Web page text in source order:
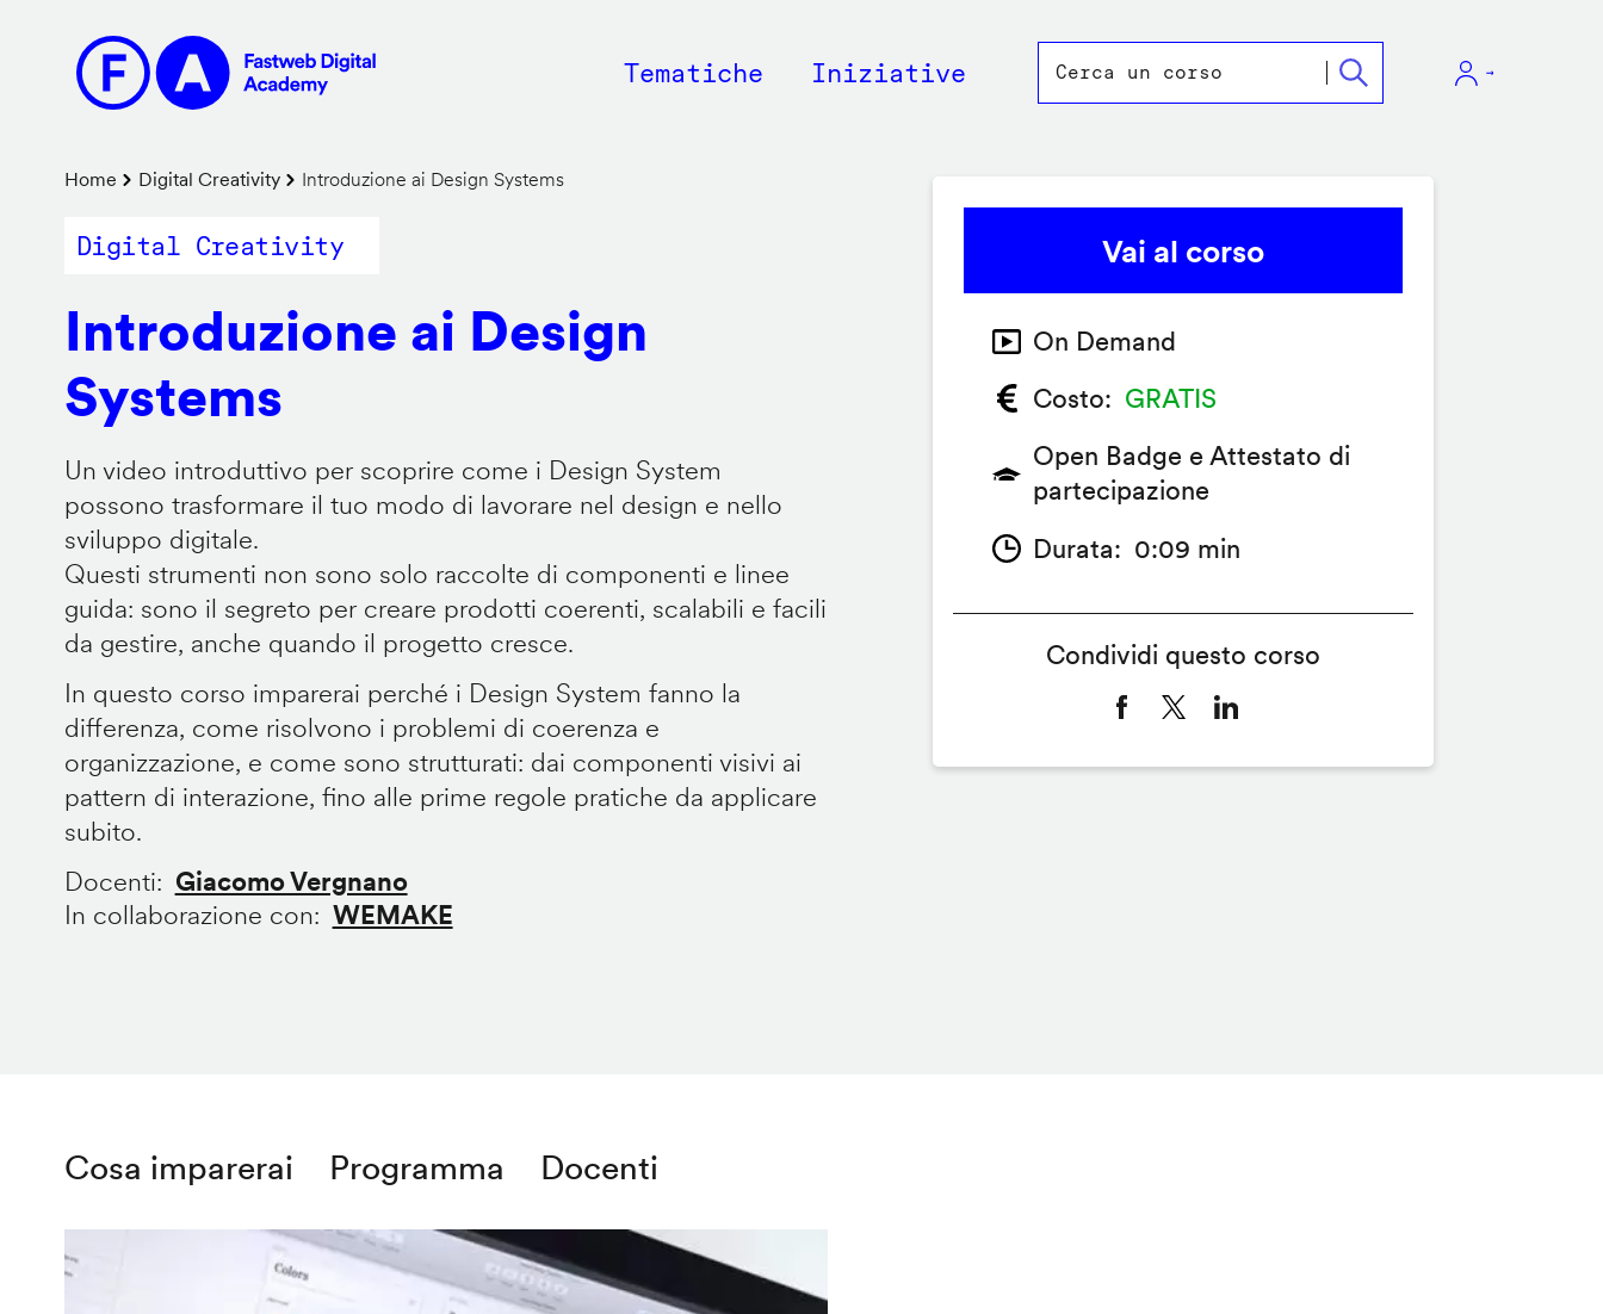
contenuto
principale
Main
Tematiche Iniziative
Briciole
di
Home Digital Creativity Introduzione ai Design Systems
Digital Creativity
Introduzione ai Design
Systems
Un video introduttivo per scoprire come i Design System
possono trasformare il tuo modo di lavorare nel design e nello
sviluppo digitale.
Questi strumenti non sono solo raccolte di componenti e linee
guida: sono il segreto per creare prodotti coerenti, scalabili e facili
da gestire, anche quando il progetto cresce.
In questo corso imparerai perché i Design System fanno la
differenza, come risolvono i problemi di coerenza e
organizzazione, e come sono strutturati: dai componenti visivi ai
pattern di interazione, fino alle prime regole pratiche da applicare
subito.
Docenti
Giacomo Vergnano
In collaborazione con
WEMAKE
Cosa imparerai Programma Docenti
Vai al corso
On Demand
Costo
GRATIS
Open Badge e Attestato di
partecipazione
Durata
0:09 min
Condividi questo corso